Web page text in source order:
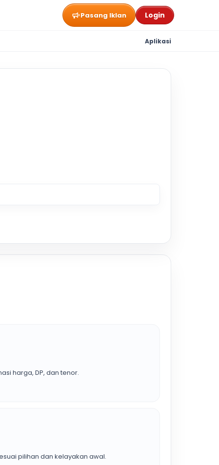
Pasang Iklan Login
Aplikasi
harga, DP, dan tenor.
pilihan dan kelayakan awal.